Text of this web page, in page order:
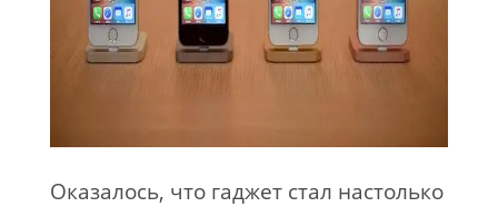
Оказалось, что гаджет стал настолько